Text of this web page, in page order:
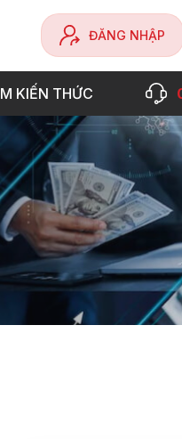
ĐĂNG NHẬP
KIẾN THỨC